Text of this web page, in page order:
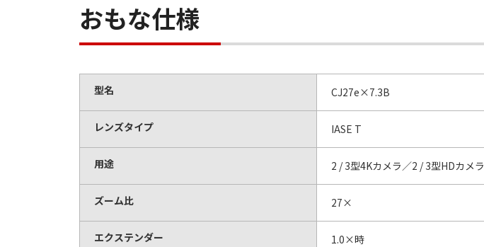
おもな仕様
型名 CJ27e×7.3B
レンズタイプ IASE T
用途 2 / 3型4Kカメラ／2 / 3型HDカメラ
ズーム比 27×
エクステンダー 1.0×時